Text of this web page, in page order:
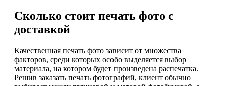
Сколько стоит печать фото с
доставкой
Качественная печать фото зависит от множества
факторов, среди которых особо выделяется выбор
материала, на котором будет произведена распечатка.
Решив заказать печать фотографий, клиент обычно